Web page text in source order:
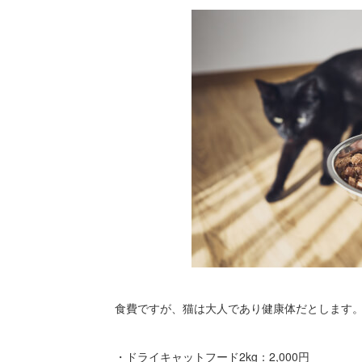
食費ですが、猫は大人であり健康体だとします
・ドライキャットフード2kg：2,000円